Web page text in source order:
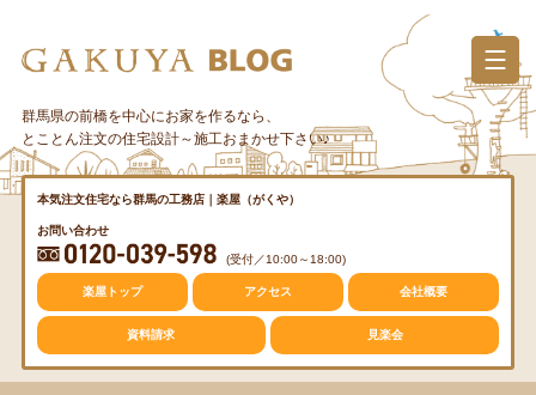
へ
ス
群馬県の前橋を中心にお家を作るなら、
とことん注文の住宅設計～施工おまかせ下さい♪
本気注文住宅なら群馬の工務店｜楽屋（がくや）
お問い合わせ
(受付／10:00～18:00)
楽屋トップ アクセス 会社概要
資料請求 見楽会
カテゴリー
質問・疑問
トレンド
収納